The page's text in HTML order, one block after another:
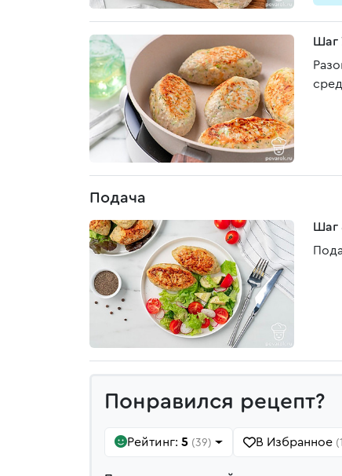
Шаг
Подача
Шаг
Понравился рецепт?
Рейтинг: 5 (39) В Избранное